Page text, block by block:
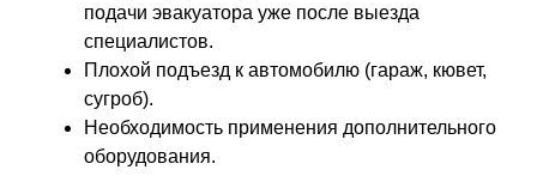
подачи эвакуатора уже после выезда
специалистов.
Плохой подъезд к автомобилю (гараж, кювет,
сугроб).
Необходимость применения дополнительного
оборудования.